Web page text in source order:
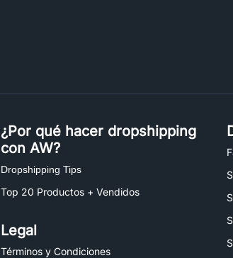
¿Por qué hacer dropshipping
con AW?
Dropshipping Tips
Top 20 Productos + Vendidos
Legal
Términos y Condiciones